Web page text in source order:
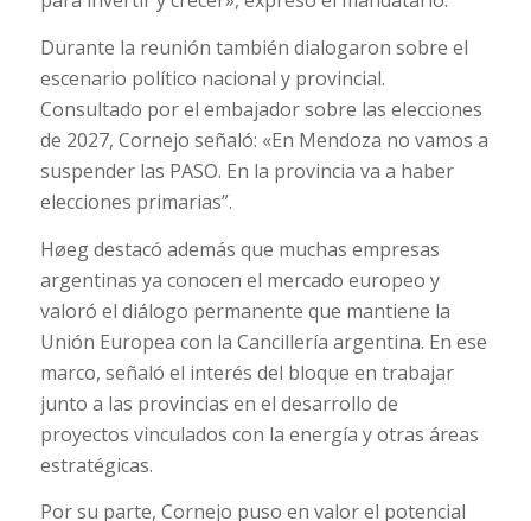
Durante la reunión también dialogaron sobre el
escenario político nacional y provincial.
Consultado por el embajador sobre las elecciones
de 2027, Cornejo señaló: «En Mendoza no vamos a
suspender las PASO. En la provincia va a haber
elecciones primarias”.
Høeg destacó además que muchas empresas
argentinas ya conocen el mercado europeo y
valoró el diálogo permanente que mantiene la
Unión Europea con la Cancillería argentina. En ese
marco, señaló el interés del bloque en trabajar
junto a las provincias en el desarrollo de
proyectos vinculados con la energía y otras áreas
estratégicas.
Por su parte, Cornejo puso en valor el potencial